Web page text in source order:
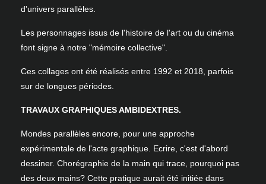
d'univers parallèles.
Les personnages issus de l'histoire de l'art ou du cinéma
font signe à notre "mémoire collective".
Ces collages ont été réalisés entre 1992 et 2018, parfois
sur de longues périodes.
TRAVAUX GRAPHIQUES AMBIDEXTRES.
Mondes parallèles encore, pour une approche
expérimentale de l'acte graphique. Ecrire, c'est d'abord
dessiner. Chorégraphie de la main qui trace, pourquoi pas
des deux mains? Cette pratique aurait été initiée dans